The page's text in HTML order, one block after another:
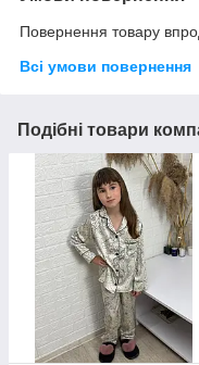
Повернення товару
Всі умови повернення
Подібні товари